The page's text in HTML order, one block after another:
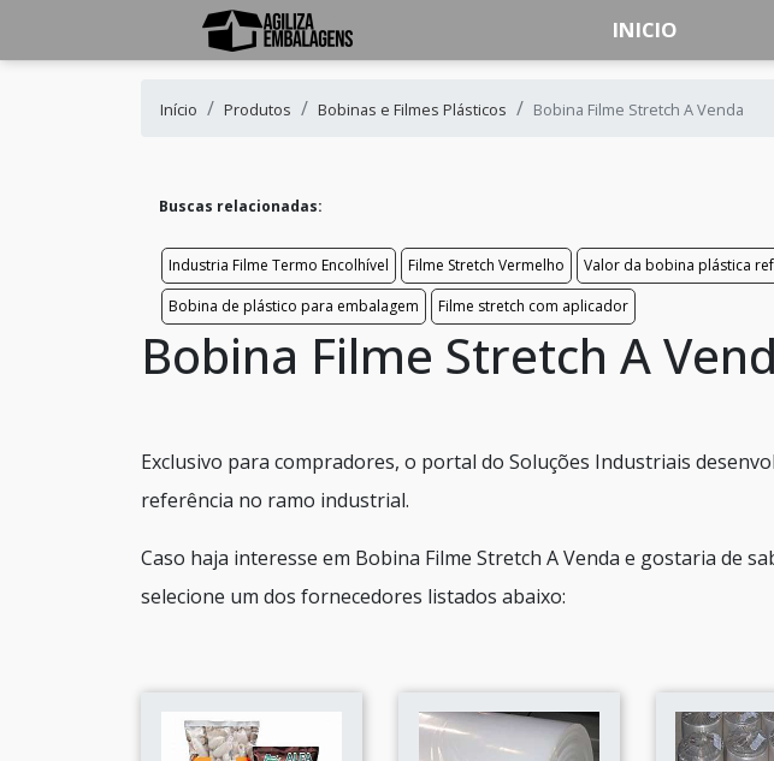
INICIO
Início Produtos Bobinas e Filmes Plásticos Bobina Filme Stretch A Venda
Buscas relacionadas:
Industria Filme Termo Encolhível Filme Stretch Vermelho
Valor da bobina plástica
Bobina de plástico para embalagem
Filme stretch com aplicador
Bobina Filme Stretch A
Exclusivo para compradores, o portal do Soluções Industriais
referência no ramo industrial.
Caso haja interesse em Bobina Filme Stretch A Venda e gostaria de
selecione um dos fornecedores listados abaixo: